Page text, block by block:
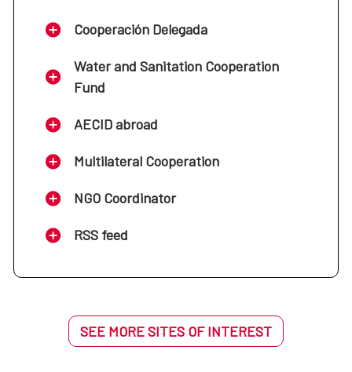
Cooperación Delegada
Water and Sanitation Cooperation
Fund
AECID abroad
Multilateral Cooperation
NGO Coordinator
RSS feed
SEE MORE SITES OF INTEREST